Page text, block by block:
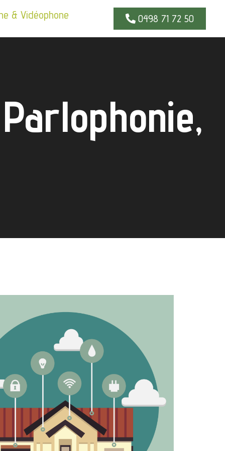
& Vidéophone 0498 71 72 50
Parlophonie,